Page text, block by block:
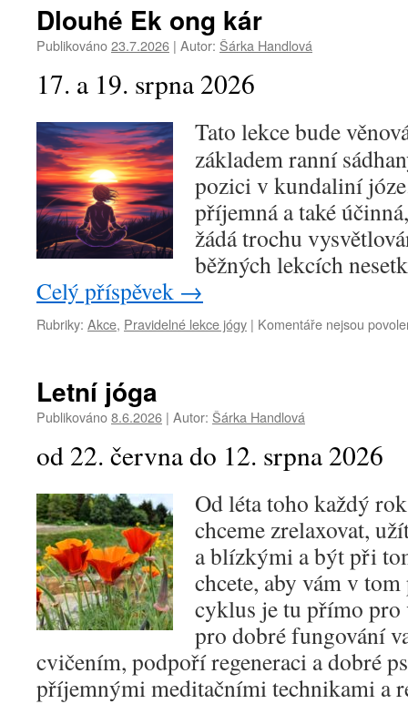
Dlouhé Ek ong kár
Publikováno23.7.2026 | Autor: Šárka Handlová
17. a 19. srpna 2026
Tato lekce bude
základem ranní
pozici v kundaliní
příjemná a také
žádá trochu
běžných lekcích
Celý příspěvek →
Rubriky: Akce, Pravidelné lekce jógy | Komentáře nejsou
Letní jóga
Publikováno8.6.2026 | Autor: Šárka Handlová
od 22. června do 12. srpna 2026
Od léta toho každý
chceme zrelaxovat,
a blízkými a být při
chcete, aby vám v
cyklus je tu přímo
pro dobré fungování
cvičením, podpoří regeneraci a dobré
příjemnými meditačními technikami a